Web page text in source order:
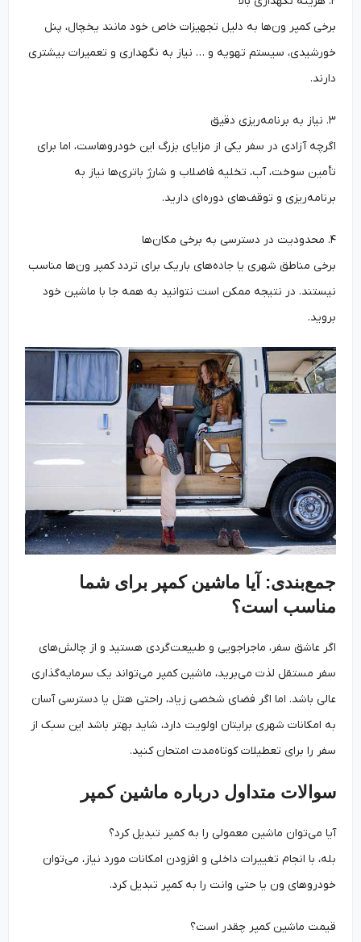
برخی کمپر ون‌ها به دلیل تجهیزات خاص خود مانند یخچال، پنل
خورشیدی، سیستم تهویه و … نیاز به نگهداری و تعمیرات بیشتری
دارند.
اگرچه آزادی در سفر یکی از مزایای بزرگ این خودروهاست، اما برای
تأمین سوخت، آب، تخلیه فاضلاب و شارژ باتری‌ها نیاز به
برنامه‌ریزی و توقف‌های دوره‌ای دارید.
برخی مناطق شهری یا جاده‌های باریک برای تردد کمپر ون‌ها مناسب
نیستند. در نتیجه ممکن است نتوانید به همه جا با ماشین خود
بروید.
جمع‌بندی: آیا ماشین کمپر برای شما
مناسب است؟
اگر عاشق سفر، ماجراجویی و طبیعت‌گردی هستید و از چالش‌های
سفر مستقل لذت می‌برید، ماشین کمپر می‌تواند یک سرمایه‌گذاری
عالی باشد. اما اگر فضای شخصی زیاد، راحتی هتل یا دسترسی آسان
به امکانات شهری برایتان اولویت دارد، شاید بهتر باشد این سبک از
سفر را برای تعطیلات کوتاه‌مدت امتحان کنید.
سوالات متداول درباره ماشین کمپر
آیا می‌توان ماشین معمولی را به کمپر تبدیل کرد؟
بله، با انجام تغییرات داخلی و افزودن امکانات مورد نیاز، می‌توان
خودروهای ون یا حتی وانت را به کمپر تبدیل کرد.
قیمت ماشین کمپر چقدر است؟